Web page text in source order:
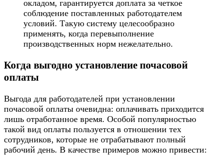
окладом, гарантируется доплата за четкое
соблюдение поставленных работодателем
условий. Такую систему целесообразно
применять, когда перевыполнение
производственных норм нежелательно.
Когда выгодно установление почасовой
оплаты
Выгода для работодателей при установлении
почасовой оплаты очевидна: оплачивать приходится
лишь отработанное время. Особой популярностью
такой вид оплаты пользуется в отношении тех
сотрудников, которые не отрабатывают полный
рабочий день. В качестве примеров можно привести: